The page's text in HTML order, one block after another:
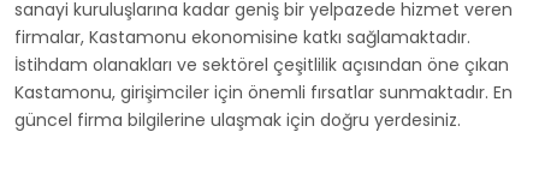
sanayi kuruluşlarına kadar geniş bir yelpazede hizmet veren
firmalar, Kastamonu ekonomisine katkı sağlamaktadır.
İstihdam olanakları ve sektörel çeşitlilik açısından öne çıkan
Kastamonu, girişimciler için önemli fırsatlar sunmaktadır. En
güncel firma bilgilerine ulaşmak için doğru yerdesiniz.